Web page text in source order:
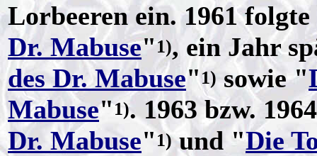
Lorbeeren ein. 1961
Dr. Mabuse"1), ein Jahr
des Dr. Mabuse"1)sowie "
Mabuse"1). 1963 bzw.
Dr. Mabuse" 1)und "Die